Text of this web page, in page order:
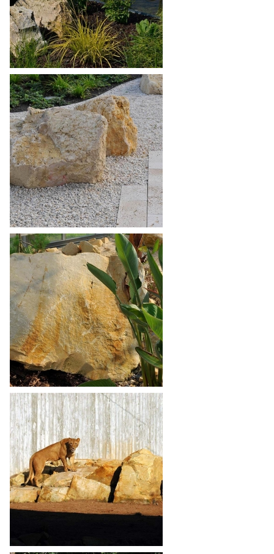
Granit
Muschelkalk
Sandstein
Travertin
Unkategorisiert
Verblender & Riemchen
Wandverkleidung
Waschbecken/Waschtisch
Zusatzprodukte